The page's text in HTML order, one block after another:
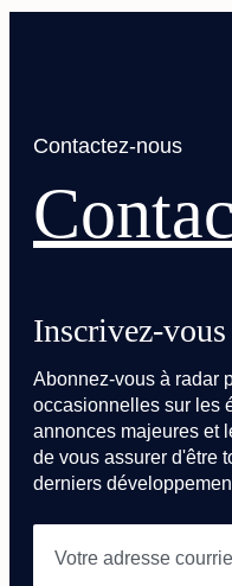
Contactez-nous
Inscrivez-vous
Abonnez-vous à radar
occasionnelles sur les
annonces majeures et
de vous assurer d'être
derniers